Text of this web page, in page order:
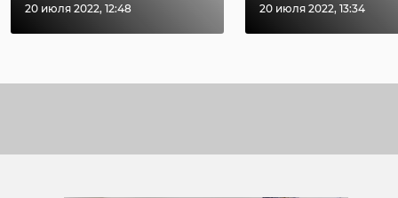
20 июля 2022, 12:48 20 июля 2022, 13:34